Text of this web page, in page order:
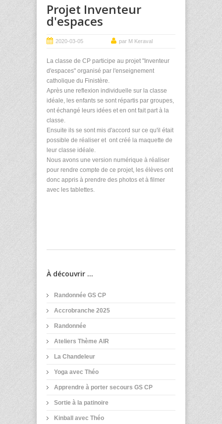
Projet Inventeur
d'espaces
2020-03-05 par M Keraval
La classe de CP participe au projet "Inventeur
d'espaces" organisé par l'enseignement
catholique du Finistère.
Après une reflexion individuelle sur la classe
idéale, les enfants se sont répartis par groupes,
ont échangé leurs idées et en ont fait part à la
classe.
Ensuite ils se sont mis d'accord sur ce qu'il était
possible de réaliser et ont créé la maquette de
leur classe idéale.
Nous avons une version numérique à réaliser
pour rendre compte de ce projet, les élèves ont
donc appris à prendre des photos et à filmer
avec les tablettes.
À découvrir ...
Randonnée GS CP
Accrobranche 2025
Randonnée
Ateliers Thème AIR
La Chandeleur
Yoga avec Théo
Apprendre à porter secours GS CP
Sortie à la patinoire
Kinball avec Théo